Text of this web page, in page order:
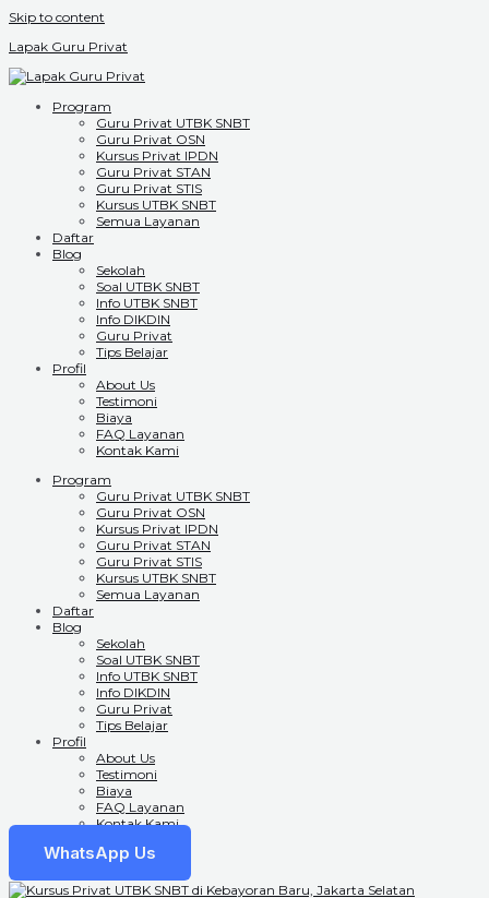
Skip to content
Lapak Guru Privat
Program
Guru Privat UTBK SNBT
Guru Privat OSN
Kursus Privat IPDN
Guru Privat STAN
Guru Privat STIS
Kursus UTBK SNBT
Semua Layanan
Daftar
Blog
Sekolah
Soal UTBK SNBT
Info UTBK SNBT
Info DIKDIN
Guru Privat
Tips Belajar
Profil
About Us
Testimoni
Biaya
FAQ Layanan
Kontak Kami
Program
Guru Privat UTBK SNBT
Guru Privat OSN
Kursus Privat IPDN
Guru Privat STAN
Guru Privat STIS
Kursus UTBK SNBT
Semua Layanan
Daftar
Blog
Sekolah
Soal UTBK SNBT
Info UTBK SNBT
Info DIKDIN
Guru Privat
Tips Belajar
Profil
About Us
Testimoni
Biaya
FAQ Layanan
Kontak Kami
WhatsApp Us